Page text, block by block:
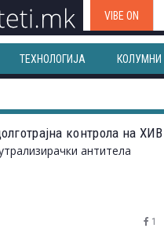
VIBE ON
ТЕХНОЛОГИЈА КОЛУМНИ
контрола на ХИВ
антитела
1